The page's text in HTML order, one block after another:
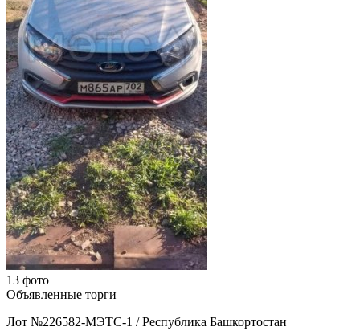
13 фото
Объявленные торги
Лот №226582-МЭТС-1 / Республика Башкортостан